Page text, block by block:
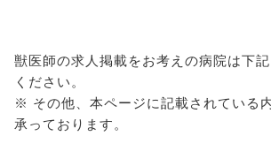
獣医師の求人掲載をお考えの病院は下
ください。
※ その他、本ページに記載されている
承っております。